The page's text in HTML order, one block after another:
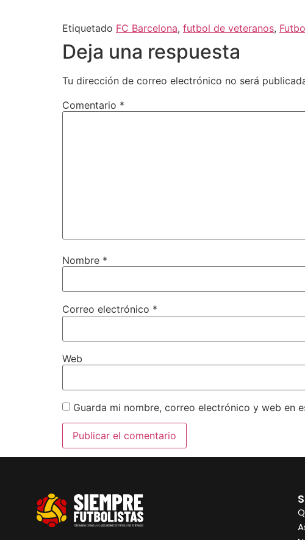
Etiquetado FC Barcelona, futbol de veteranos,
Deja una respuesta
Tu dirección de correo electrónico no será
Comentario *
Nombre *
Correo electrónico *
Web
Guarda mi nombre, correo electrónico y web en